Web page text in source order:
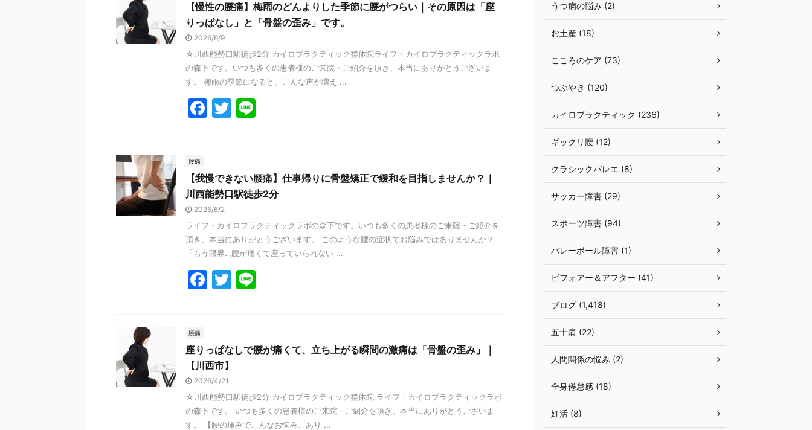
b
o
o
k
【慢性の腰痛】梅雨のどんよりした季節に腰がつらい｜その原因は「座
りっぱなし」と「骨盤の歪み」です。
2026/6/9
☆川西能勢口駅徒歩2分 カイロプラクティック整体院ライフ・カイロプラクティックラボ
の森下です。いつも多くの患者様のご来院・ご紹介を頂き、本当にありがとうございま
す。 梅雨の季節になると、こんな声が増え ...
F
b
o
o
k
T
腰痛
【我慢できない腰痛】仕事帰りに骨盤矯正で緩和を目指しませんか？｜
川西能勢口駅徒歩2分
2026/6/2
ライフ・カイロプラクティックラボの森下です。いつも多くの患者様のご来院・ご紹介を
頂き、本当にありがとうございます。 このような腰の症状でお悩みではありませんか？
「もう限界…腰が痛くて座っていられない ...
F
b
o
o
k
T
腰痛
座りっぱなしで腰が痛くて、立ち上がる瞬間の激痛は「骨盤の歪み」｜
【川西市】
2026/4/21
☆川西能勢口駅徒歩2分 カイロプラクティック整体院 ライフ・カイロプラクティックラボ
の森下です。 いつも多くの患者様のご来院・ご紹介を頂き、本当にありがとうございま
す。 【腰の痛みでこんなお悩み、あり ...
うつ病の悩み (2)
お土産 (18)
こころのケア (73)
つぶやき (120)
カイロプラクティック (236)
ギックリ腰 (12)
クラシックバレエ (8)
サッカー障害 (29)
スポーツ障害 (94)
バレーボール障害 (1)
ビフォアー＆アフター (41)
ブログ (1,418)
五十肩 (22)
人間関係の悩み (2)
全身倦怠感 (18)
妊活 (8)